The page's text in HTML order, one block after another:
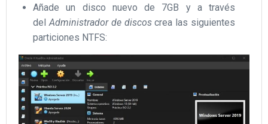
Añade un disco nuevo de 7GB y a través
delAdministrador de discoscrea las siguientes
particiones NTFS: